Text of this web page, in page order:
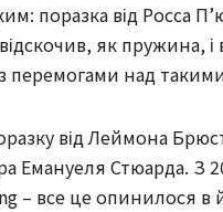
поразка від Росса
як пружина, і
з перемогами над
від Леймона
Емануеля Стюарда. З
– все це опинилося в